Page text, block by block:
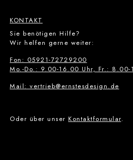
KONTAKT
Sie benötigen Hilfe?
Wir helfen gerne weiter:
Fon: 05921-72729200
Mo.-Do.: 9.00-16.00 Uhr, Fr.: 8.00-
Mail: vertrieb@ernstesdesign.de
Oder über unser Kontaktformular.